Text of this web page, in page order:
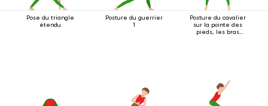
Pose du triangle
étendu
Posture du guerrier
1
Posture du cavalier
sur la pointe des
pieds, les bras